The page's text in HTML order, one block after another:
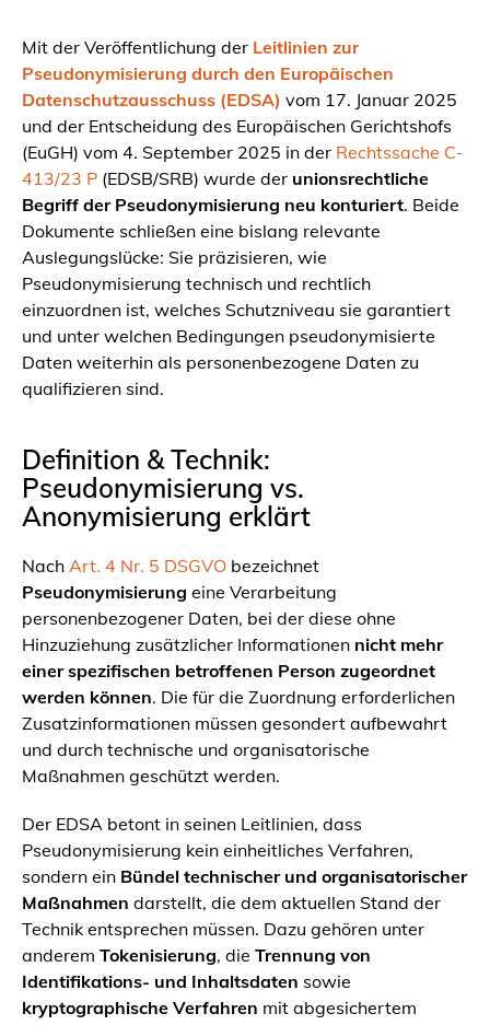
Mit der Veröffentlichung der Leitlinien zur
Pseudonymisierung durch den Europäischen
Datenschutzausschuss (EDSA) vom 17. Januar 2025
und der Entscheidung des Europäischen Gerichtshofs
(EuGH) vom 4. September 2025 in der Rechtssache C-
413/23 P (EDSB/SRB) wurde der unionsrechtliche
Begriff der Pseudonymisierung neu konturiert. Beide
Dokumente schließen eine bislang relevante
Auslegungslücke: Sie präzisieren, wie
Pseudonymisierung technisch und rechtlich
einzuordnen ist, welches Schutzniveau sie garantiert
und unter welchen Bedingungen pseudonymisierte
Daten weiterhin als personenbezogene Daten zu
qualifizieren sind.
Definition & Technik:
Pseudonymisierung vs.
Anonymisierung erklärt
Nach Art. 4 Nr. 5 DSGVO bezeichnet
Pseudonymisierung eine Verarbeitung
personenbezogener Daten, bei der diese ohne
Hinzuziehung zusätzlicher Informationen nicht mehr
einer spezifischen betroffenen Person zugeordnet
werden können. Die für die Zuordnung erforderlichen
Zusatzinformationen müssen gesondert aufbewahrt
und durch technische und organisatorische
Maßnahmen geschützt werden.
Der EDSA betont in seinen Leitlinien, dass
Pseudonymisierung kein einheitliches Verfahren,
sondern ein Bündel technischer und organisatorischer
Maßnahmen darstellt, die dem aktuellen Stand der
Technik entsprechen müssen. Dazu gehören unter
anderem Tokenisierung, die Trennung von
Identifikations- und Inhaltsdaten sowie
kryptographische Verfahren mit abgesichertem